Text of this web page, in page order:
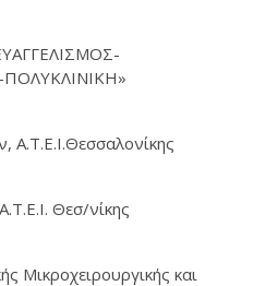
Α.Τ.Ε.Ι.Θεσσαλονίκης
Θεσ/νίκης
Μικροχειρουργικής και